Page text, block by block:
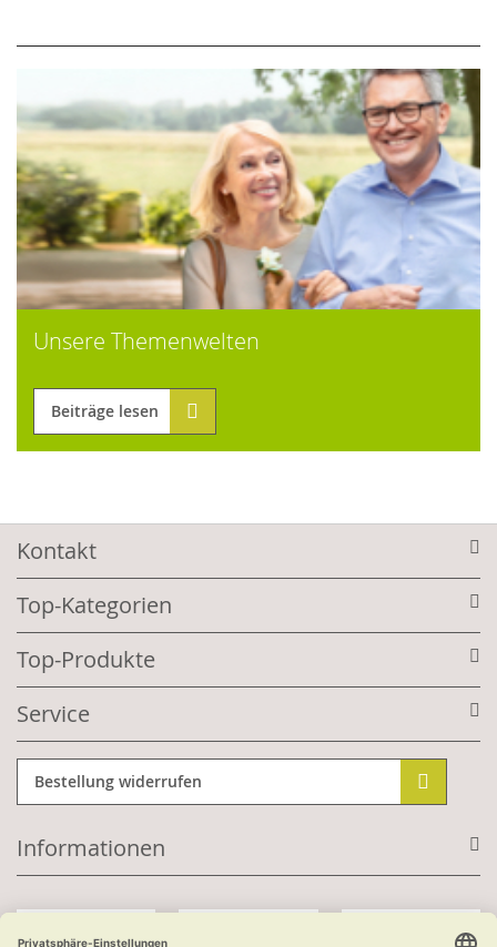
Unsere Themenwelten
Beiträge lesen
Kontakt
Top-Kategorien
Top-Produkte
Service
Bestellung widerrufen
Informationen